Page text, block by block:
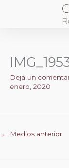
Deja un
enero, 2020
← Medios anterior